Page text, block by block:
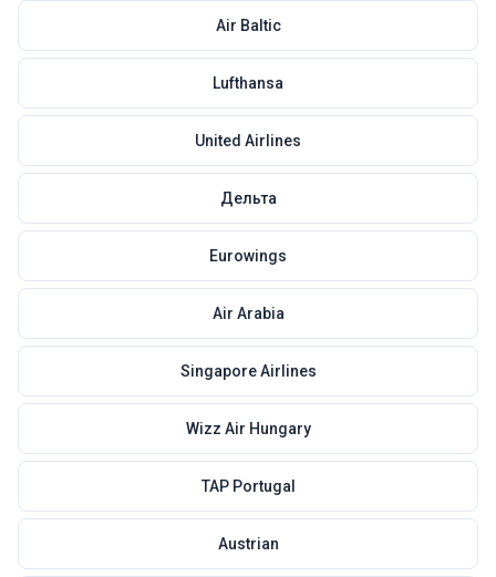
Air Baltic
Lufthansa
United Airlines
Дельта
Eurowings
Air Arabia
Singapore Airlines
Wizz Air Hungary
TAP Portugal
Austrian